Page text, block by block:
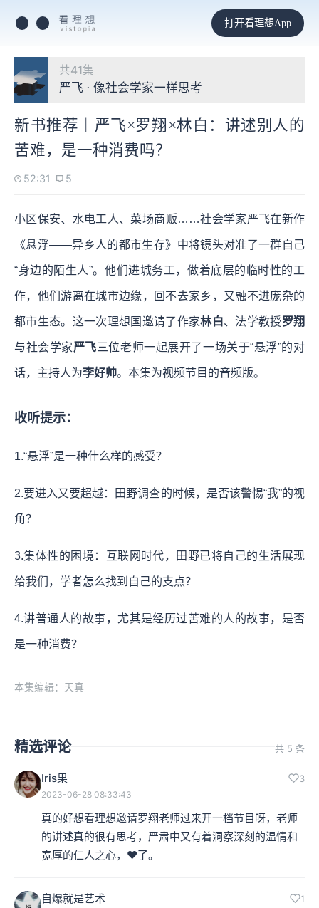
打开看理想App
共41集
严飞 · 像社会学家一样思考
新书推荐｜严飞×罗翔×林白：讲述别人的
苦难，是一种消费吗？
52:31 5
小区保安、水电工人、菜场商贩……社会学家严飞在新作
《悬浮——异乡人的都市生存》中将镜头对准了一群自己
“身边的陌生人”。他们进城务工，做着底层的临时性的工
作，他们游离在城市边缘，回不去家乡，又融不进庞杂的
都市生态。这一次理想国邀请了作家林白、法学教授罗翔
与社会学家严飞三位老师一起展开了一场关于“悬浮”的对
话，主持人为李好帅。本集为视频节目的音频版。
收听提示：
1.“悬浮”是一种什么样的感受？
2.要进入又要超越：田野调查的时候，是否该警惕“我”的视
角？
3.集体性的困境：互联网时代，田野已将自己的生活展现
给我们，学者怎么找到自己的支点？
4.讲普通人的故事，尤其是经历过苦难的人的故事，是否
是一种消费？
本集编辑：天真
精选评论 共 5 条
Iris果 3
2023-06-28 08:33:43
真的好想看理想邀请罗翔老师过来开一档节目呀，老师
的讲述真的很有思考，严肃中又有着洞察深刻的温情和
宽厚的仁人之心，❤️了。
自爆就是艺术 1